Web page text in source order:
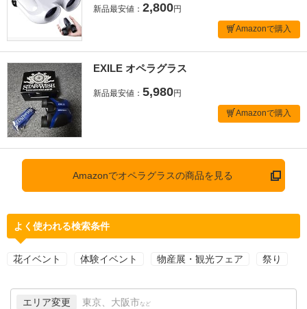
新品最安値： 2,800円
Amazonで購入
EXILE オペラグラス
新品最安値： 5,980円
Amazonで購入
Amazonでオペラグラスの商品を見る
よく使われる検索条件
花イベント 体験イベント 物産展・観光フェア 祭り
エリア変更 東京、大阪市 など